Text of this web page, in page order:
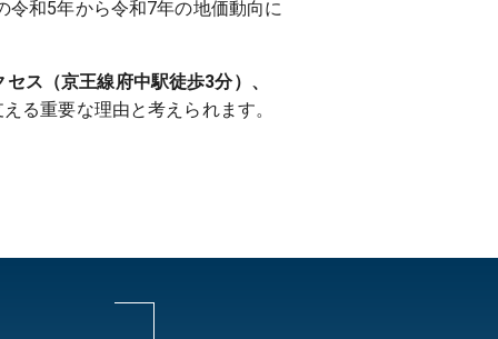
和5年から令和7年の地価動向に
ス（京王線府中駅徒歩3分）、
る重要な理由と考えられます。